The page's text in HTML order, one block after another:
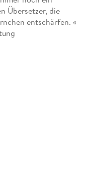
Übersetzer, die
entschärfen. «